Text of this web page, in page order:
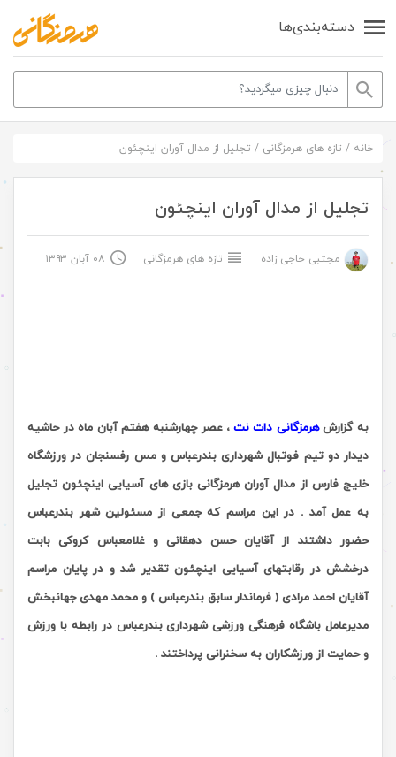
دسته‌بندی‌ها
خانه / تازه های هرمزگانی / تجلیل از مدال آوران اینچئون
تجلیل از مدال آوران اینچئون
مجتبی حاجی زاده تازه های هرمزگانی ۰۸ آبان ۱۳۹۳
به گزارشهرمزگانی دات نت ، عصر چهارشنبه هفتم آبان ماه در حاشیه
دیدار دو تیم فوتبال شهرداری بندرعباس و مس رفسنجان در ورزشگاه
خلیج فارس از مدال آوران هرمزگانی بازی های آسیایی اینچئون تجلیل
به عمل آمد . در این مراسم که جمعی از مسئولین شهر بندرعباس
حضور داشتند از آقایان حسن دهقانی و غلامعباس کروکی بابت
درخشش در رقابتهای آسیایی اینچئون تقدیر شد و در پایان مراسم
آقایان احمد مرادی ( فرماندار سابق بندرعباس ) و محمد مهدی جهانبخش
مدیرعامل باشگاه فرهنگی ورزشی شهرداری بندرعباس در رابطه با ورزش
و حمایت از ورزشکاران به سخنرانی پرداختند .